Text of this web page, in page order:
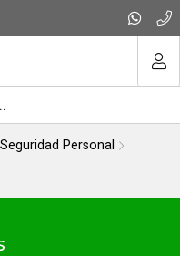
Seguridad Personal